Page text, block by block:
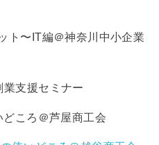
ト〜IT編＠神奈川中小企業
支援セミナー
ころ＠芦屋商工会